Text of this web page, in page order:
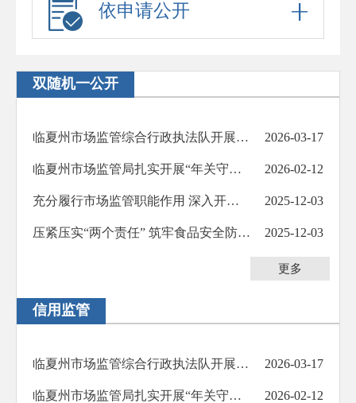
依申请公开
双随机一公开
临夏州市场监管综合行政执法队开展“3·15”晚会曝光问题排查整治行动 2026-03-17
临夏州市场监管局扎实开展“年关守护行动”暨节前市场监管和安全生产大检查 2026-02-12
充分履行市场监管职能作用 深入开展风险隐患排查治理 ——临夏州市场监管局医疗器械监管工作综述 2025-12-03
压紧压实“两个责任” 筑牢食品安全防线 ——临夏州市场监管局召开食品经营主体约谈培训会议 2025-12-03
更多
信用监管
临夏州市场监管综合行政执法队开展“3·15”晚会曝光问题排查整治行动 2026-03-17
临夏州市场监管局扎实开展“年关守护行动”暨节前市场监管和安全生产大检查 2026-02-12